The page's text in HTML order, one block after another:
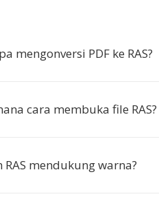
mengonversi PDF ke RAS?
cara membuka file RAS?
RAS mendukung warna?